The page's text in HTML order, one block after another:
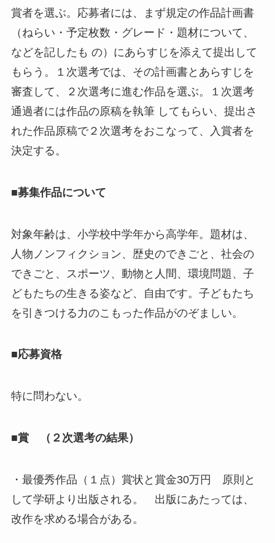
賞者を選ぶ。応募者には、まず規定の作品計画書
（ねらい・予定枚数・グレード・題材について、
などを記したも の）にあらすじを添えて提出して
もらう。１次選考では、その計画書とあらすじを
審査して、２次選考に進む作品を選ぶ。１次選考
通過者には作品の原稿を執筆 してもらい、提出さ
れた作品原稿で２次選考をおこなって、入賞者を
決定する。
■募集作品について
対象年齢は、小学校中学年から高学年。題材は、
人物ノンフィクション、歴史のできごと、社会の
できごと、スポーツ、動物と人間、環境問題、子
どもたちの生きる姿など、自由です。子どもたち
を引きつける力のこもった作品がのぞましい。
■応募資格
特に問わない。
■賞 （２次選考の結果）
・最優秀作品（１点）賞状と賞金30万円 原則と
して学研より出版される。 出版にあたっては、
改作を求める場合がある。